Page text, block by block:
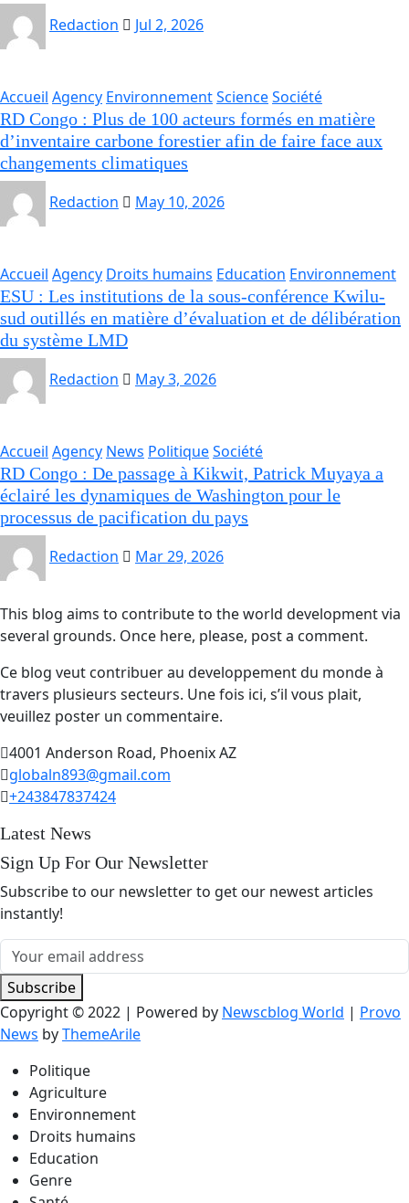
Redaction
Jul 2, 2026
Accueil Agency EnvironnementScienceSociété
RD Congo : Plus de 100 acteurs formés en matière
d’inventaire carbone forestier afin de faire face aux
changements climatiques
Redaction
May 10, 2026
Accueil Agency Droits humains Education Environnement
ESU : Les institutions de la sous-conférence Kwilu-
sud outillés en matière d’évaluation et de délibération
du système LMD
Redaction
May 3, 2026
Accueil Agency News PolitiqueSociété
RD Congo : De passage à Kikwit, Patrick Muyaya a
éclairé les dynamiques de Washington pour le
processus de pacification du pays
Redaction
Mar 29, 2026
This blog aims to contribute to the world development via
several grounds. Once here, please, post a comment.
Ce blog veut contribuer au developpement du monde à
travers plusieurs secteurs. Une fois ici, s’il vous plait,
veuillez poster un commentaire.
4001 Anderson Road, Phoenix AZ
globaln893@gmail.com
+243847837424
Latest News
Sign Up For Our Newsletter
Subscribe to our newsletter to get our newest articles
instantly!
Subscribe
Copyright © 2022 | Powered by Newscblog World | Provo
News byThemeArile
Politique
Agriculture
Environnement
Droits humains
Education
Genre